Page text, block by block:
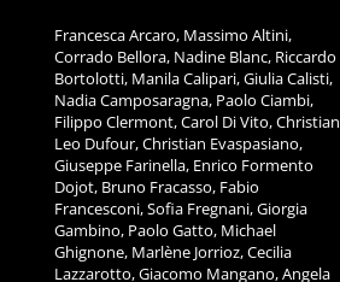
Francesca Arcaro, Massimo Altini,
Corrado Bellora, Nadine Blanc, Riccardo
Bortolotti, Manila Calipari, Giulia Calisti,
Nadia Camposaragna, Paolo Ciambi,
Filippo Clermont, Carol Di Vito, Christian
Leo Dufour, Christian Evaspasiano,
Giuseppe Farinella, Enrico Formento
Dojot, Bruno Fracasso, Fabio
Francesconi, Sofia Fregnani, Giorgia
Gambino, Paolo Gatto, Michael
Ghignone, Marlène Jorrioz, Cecilia
Lazzarotto, Giacomo Mangano, Angela